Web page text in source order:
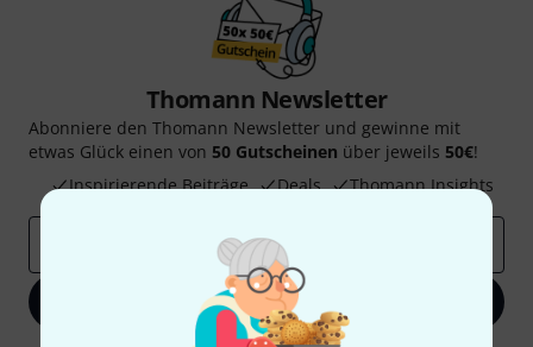
Thomann Newsletter
Abonniere den Thomann Newsletter und gewinne mit
etwas Glück einen von 50 Gutscheinen über jeweils 50€!
Inspirierende Beiträge
Deals Thomann Insights
Jetzt anmelden